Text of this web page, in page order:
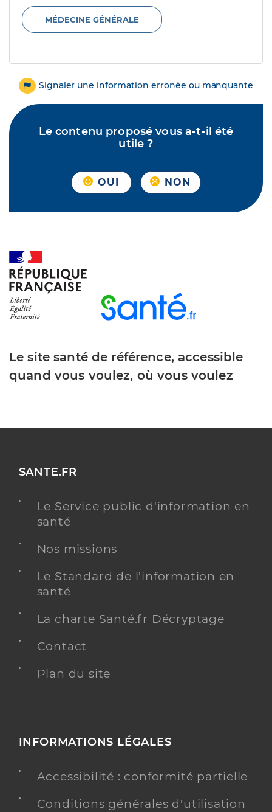
MÉDECINE GÉNÉRALE
Signaler une information erronée ou manquante
Le contenu proposé vous a-t-il été
utile ?
OUI NON
Le site santé de référence, accessible
quand vous voulez, où vous voulez
SANTE.FR
Le Service public d'information en
santé
Nos missions
Le Standard de l’information en
santé
La charte Santé.fr Décryptage
Contact
Plan du site
INFORMATIONS LÉGALES
Accessibilité : conformité partielle
Conditions générales d'utilisation